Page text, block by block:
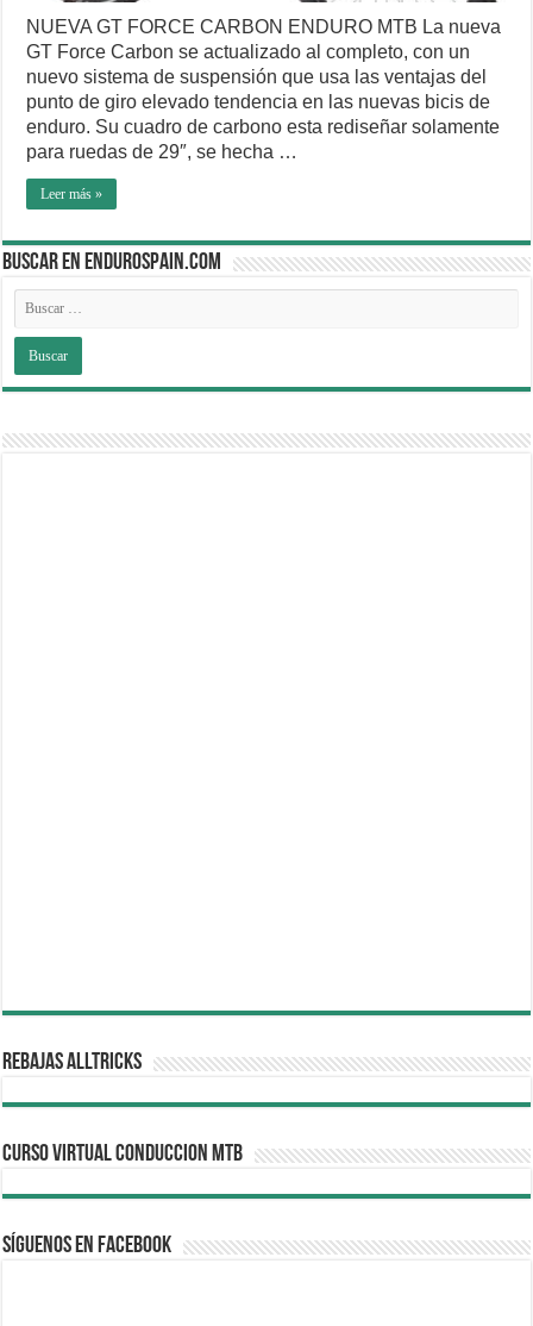
NUEVA GT FORCE CARBON ENDURO MTB La nueva
GT Force Carbon se actualizado al completo, con un
nuevo sistema de suspensión que usa las ventajas del
punto de giro elevado tendencia en las nuevas bicis de
enduro. Su cuadro de carbono esta rediseñar solamente
para ruedas de 29″, se hecha …
Leer más »
BUSCAR EN ENDUROSPAIN.COM
REBAJAS ALLTRICKS
CURSO VIRTUAL CONDUCCION MTB
Síguenos en Facebook